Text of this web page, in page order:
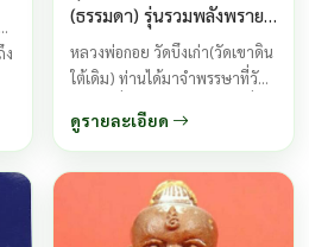
ง
ง
(ธรรมดา) รุ่นรวมพลังพราย
แรงทวีคูณ ปี2554
หลวงพ่อกอย วัดบึงเก่า(วัดเขาดิน
ใต้เดิม) ท่านได้มาจำพรรษาที่วัด
อยู่เลยจากวัดเขาดินใต้
ประมาณ4-5กิโลเมตรเท่านั้น ท่าน
ได้จัดสร้างกุมารทองเก้าโกศรุ่น
รวมพลังแรงทวีคูณ ขึ้นมาซึ่งใช้
ชนวนอาถรรพณ์ในรุ่นแรกมาผสม
ดูรายละเอียด